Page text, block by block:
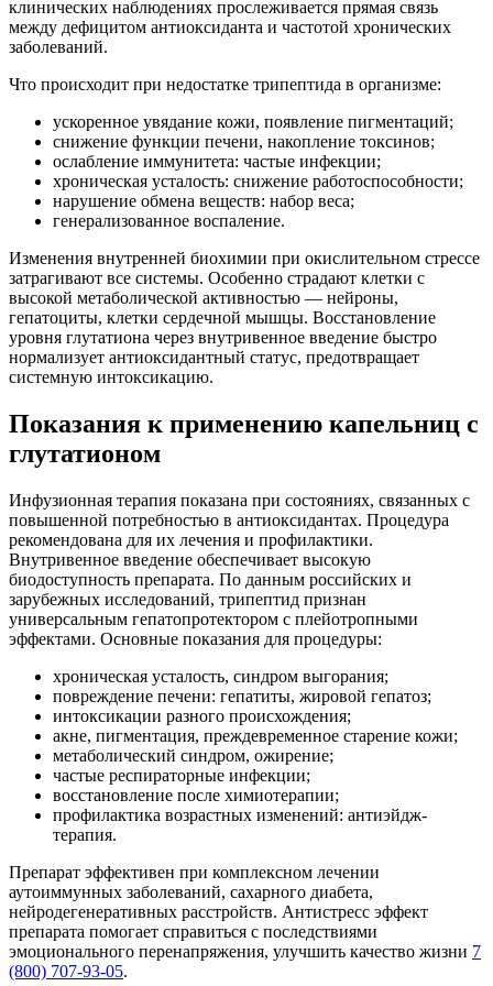
клинических наблюдениях прослеживается прямая связь
между дефицитом антиоксиданта и частотой хронических
заболеваний.
Что происходит при недостатке трипептида в организме:
ускоренное увядание кожи, появление пигментаций;
снижение функции печени, накопление токсинов;
ослабление иммунитета: частые инфекции;
хроническая усталость: снижение работоспособности;
нарушение обмена веществ: набор веса;
генерализованное воспаление.
Изменения внутренней биохимии при окислительном стрессе
затрагивают все системы. Особенно страдают клетки с
высокой метаболической активностью — нейроны,
гепатоциты, клетки сердечной мышцы. Восстановление
уровня глутатиона через внутривенное введение быстро
нормализует антиоксидантный статус, предотвращает
системную интоксикацию.
Показания к применению капельниц с
глутатионом
Инфузионная терапия показана при состояниях, связанных с
повышенной потребностью в антиоксидантах. Процедура
рекомендована для их лечения и профилактики.
Внутривенное введение обеспечивает высокую
биодоступность препарата. По данным российских и
зарубежных исследований, трипептид признан
универсальным гепатопротектором с плейотропными
эффектами. Основные показания для процедуры:
хроническая усталость, синдром выгорания;
повреждение печени: гепатиты, жировой гепатоз;
интоксикации разного происхождения;
акне, пигментация, преждевременное старение кожи;
метаболический синдром, ожирение;
частые респираторные инфекции;
восстановление после химиотерапии;
профилактика возрастных изменений: антиэйдж-
терапия.
Препарат эффективен при комплексном лечении
аутоиммунных заболеваний, сахарного диабета,
нейродегенеративных расстройств. Антистресс эффект
препарата помогает справиться с последствиями
эмоционального перенапряжения, улучшить качество жизни 7
(800) 707-93-05.